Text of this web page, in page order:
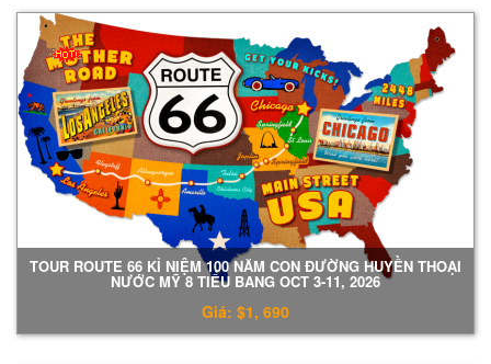
TOUR ROUTE 66 KỈ NIỆM 100 NĂM CON ĐƯỜNG HUYỀN THOẠI
NƯỚC MỸ 8 TIỂU BANG OCT 3-11, 2026
Giá: $1, 690